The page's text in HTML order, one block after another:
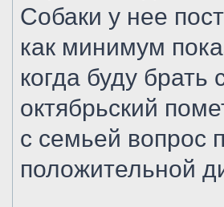
Собаки у нее
как минимум
когда буду брать
октябрьский
с семьей вопрос
положительной